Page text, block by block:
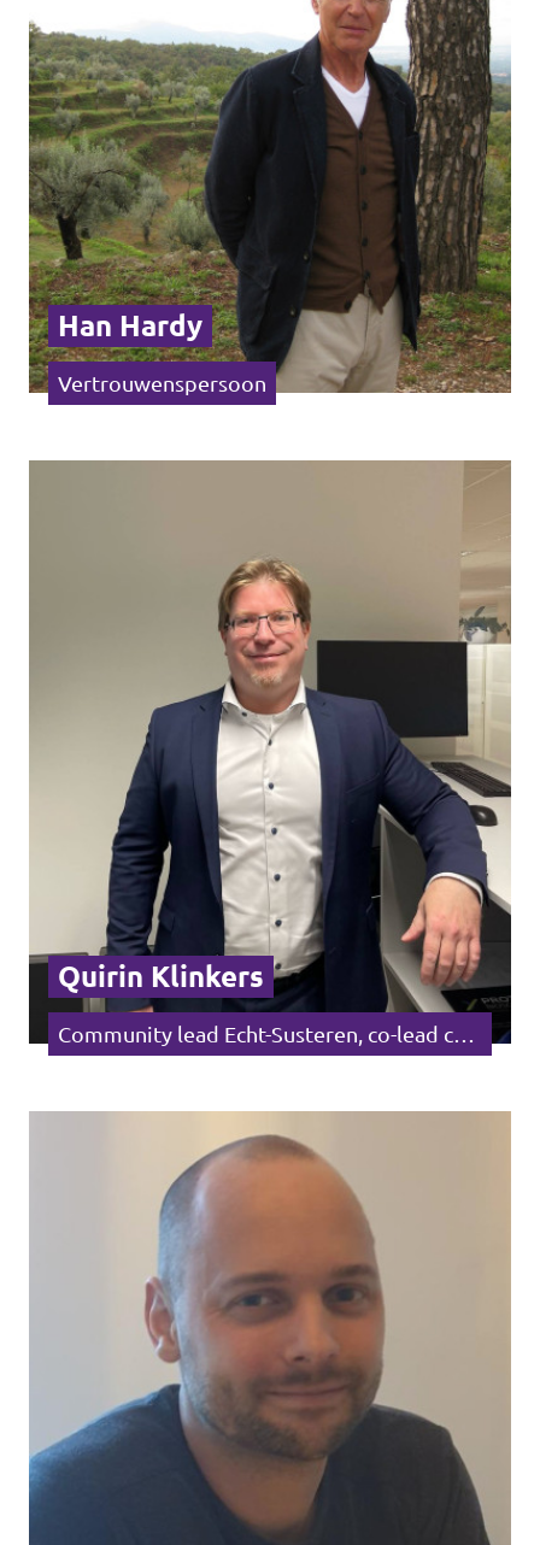
Agenda
Vacatures
Volt Maastricht
Han Hardy
Vertrouwenspersoon
Quirin Klinkers
Community lead Echt-Susteren, co-lead campagne